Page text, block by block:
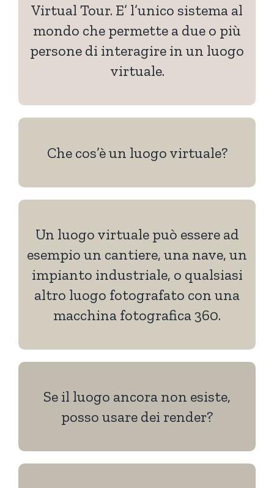
Virtual Tour. E’ l’unico sistema al
mondo che permette a due o più
persone di interagire in un luogo
virtuale.
Che cos’è un luogo virtuale?
Un luogo virtuale può essere ad
esempio un cantiere, una nave, un
impianto industriale, o qualsiasi
altro luogo fotografato con una
macchina fotografica 360.
Se il luogo ancora non esiste,
posso usare dei render?